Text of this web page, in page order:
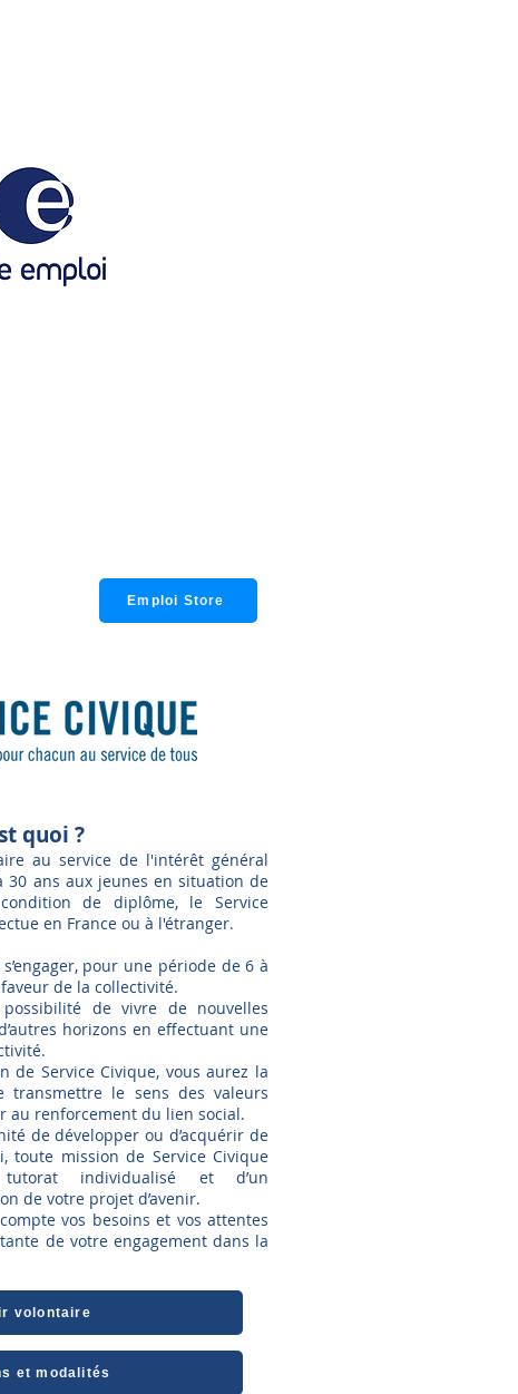
Emploi Store
quoi ?
au service de l'intérêt général
30 ans aux jeunes en situation de
de diplôme, le Service
en France ou à l'étranger.
pour une période de 6 à
de la collectivité.
possibilité de vivre de nouvelles
horizons en effectuant une
de Service Civique, vous aurez la
transmettre le sens des valeurs
au renforcement du lien social.
de développer ou d’acquérir de
toute mission de Service Civique
individualisé et d’un
de votre projet d’avenir.
vos besoins et vos attentes
de votre engagement dans la
volontaire
et modalités